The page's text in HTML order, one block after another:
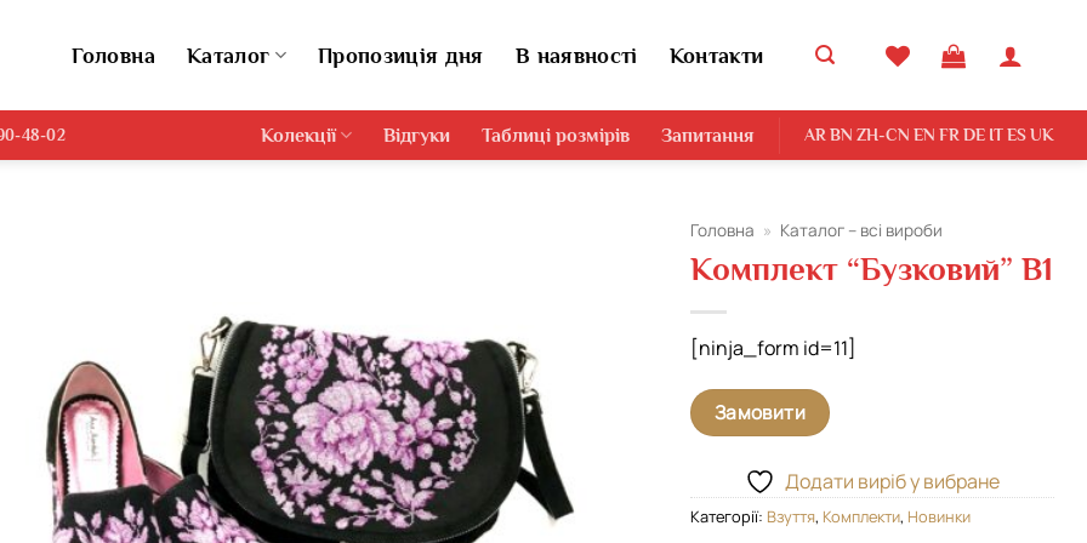
Головна Каталог Пропозиція дня В наявності Контакти
48-02 Колекції Відгуки Таблиці розмірів Запитання AR BN ZH-CN EN FR DE IT ES UK
Головна » Каталог – всі вироби
Комплект “Бузковий” В1
[ninja_form id=11]
Замовити
Додати виріб у вибране
Категорії: Взуття, Комплекти, Новинки